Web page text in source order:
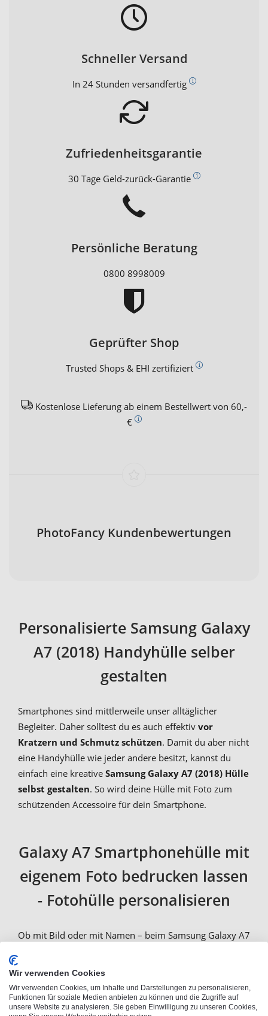
Schneller Versand
In 24 Stunden versandfertig
Zufriedenheitsgarantie
30 Tage Geld-zurück-Garantie
Persönliche Beratung
0800 8998009
Geprüfter Shop
Trusted Shops & EHI zertifiziert
Kostenlose Lieferung ab einem Bestellwert von 60,-
€
PhotoFancy Kundenbewertungen
Personalisierte Samsung Galaxy
A7 (2018) Handyhülle selber
gestalten
Smartphones sind mittlerweile unser alltäglicher
Begleiter. Daher solltest du es auch effektiv vor
Kratzern und Schmutz schützen. Damit du aber nicht
eine Handyhülle wie jeder andere besitzt, kannst du
einfach eine kreative Samsung Galaxy A7 (2018) Hülle
selbst gestalten. So wird deine Hülle mit Foto zum
schützenden Accessoire für dein Smartphone.
Galaxy A7 Smartphonehülle mit
eigenem Foto bedrucken lassen
- Fotohülle personalisieren
Ob mit Bild oder mit Namen – beim Samsung Galaxy A7
Browser hochladen und schon kannst du mit dem
Bearbeiten beginnen. Gestalte dein Motiv mit coolen
Wir verwenden Cookies
Wir verwenden Cookies, um Inhalte und Darstellungen zu personalisieren,
Funktionen für soziale Medien anbieten zu können und die Zugriffe auf
unsere Website zu analysieren. Sie geben Einwilligung zu unseren Cookies,